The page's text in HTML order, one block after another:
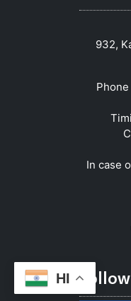
HI
932,
In case